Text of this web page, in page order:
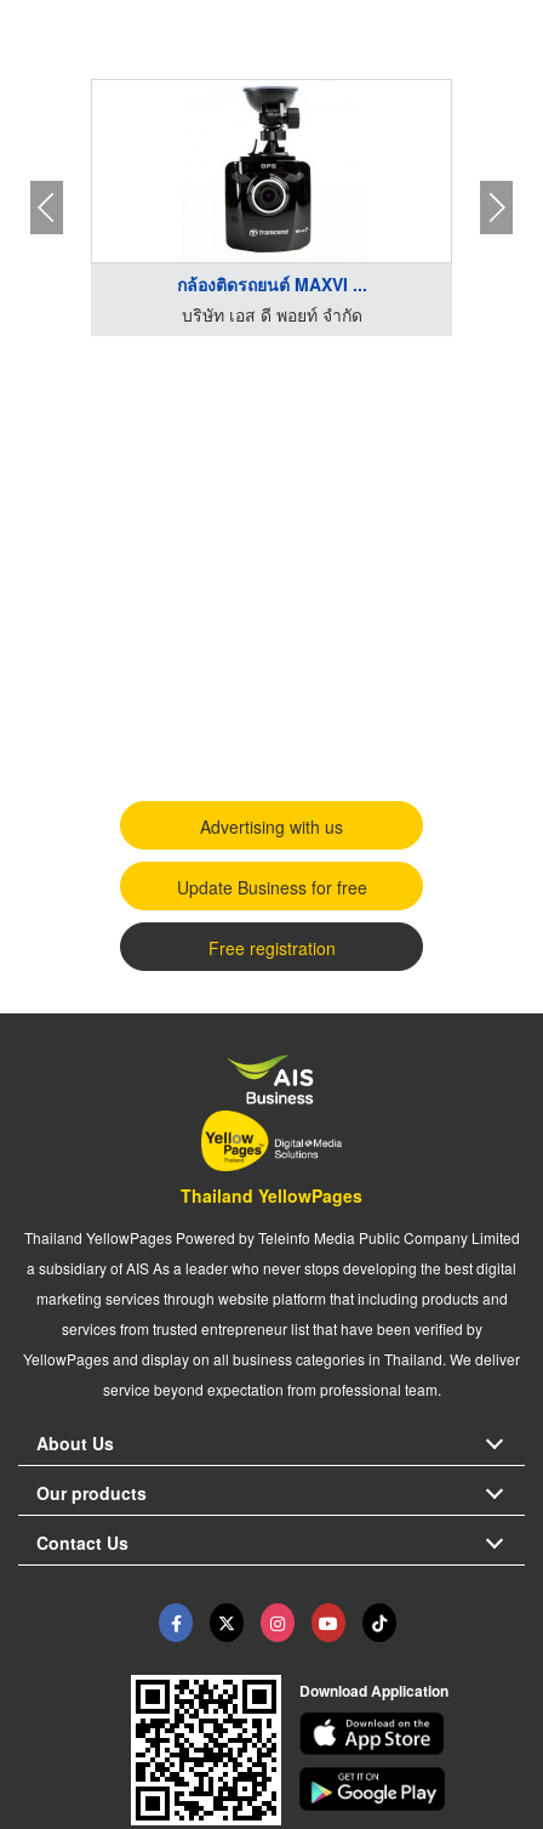
กล้องติดรถยนต์ MAXVI ...
บริษัท เอส ดี พอยท์ จำกัด
Advertising with us
Update Business for free
Free registration
Thailand YellowPages
Thailand YellowPages Powered by Teleinfo Media Public Company Limited
a subsidiary of AIS As a leader who never stops developing the best digital
marketing services through website platform that including products and
services from trusted entrepreneur list that have been verified by
YellowPages and display on all business categories in Thailand. We deliver
service beyond expectation from professional team.
About Us
Our products
Contact Us
Download Application